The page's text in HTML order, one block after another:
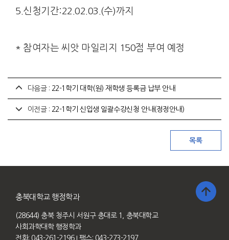
5.신청기간:22.02.03.(수)까지
* 참여자는 씨앗 마일리지 150점 부여 예정
다음글 : 22-1학기 대학(원) 재학생 등록금 납부 안내
이전글 : 22-1학기 신입생 일괄수강신청 안내(정정안내)
충북대학교 행정학과
(28644) 충북 청주시 서원구 충대로 1, 충북대학교
사회과학대학 행정학과
전화: 043-261-2196 I 팩스: 043-273-2197